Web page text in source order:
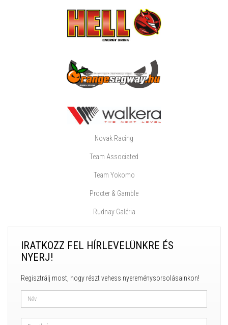
Novak Racing
Team Associated
Team Yokomo
Procter & Gamble
Rudnay Galéria
IRATKOZZ FEL HÍRLEVELÜNKRE ÉS
NYERJ!
Regisztrálj most, hogy részt vehess nyereménysorsolásainkon!